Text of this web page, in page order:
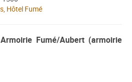
Hôtel Fumé
Fumé/Aubert (armoirie